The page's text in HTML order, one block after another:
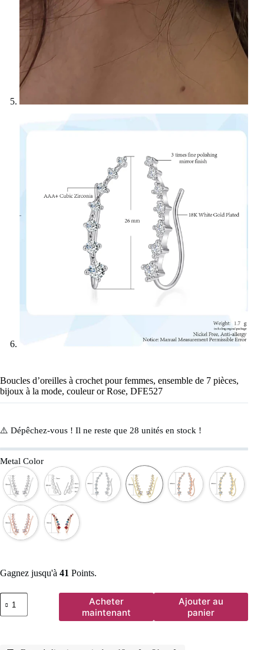
Boucles d’oreilles à crochet pour femmes, ensemble de 7 pièces,
bijoux à la mode, couleur or Rose, DFE527
⚠️ Dépêchez-vous ! Il ne reste que 28 unités en stock !
Metal Color
Gagnez jusqu'à 41 Points.
quantité
de
Boucles
Acheter
maintenant
Ajouter au
panier